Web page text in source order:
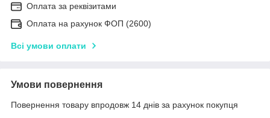
Оплата за реквізитами
Оплата на рахунок ФОП (2600)
Всі умови оплати
Умови повернення
Повернення товару впродовж 14 днів за рахунок покупця